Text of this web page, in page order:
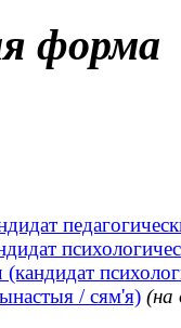
форма
/ сям'я) (на